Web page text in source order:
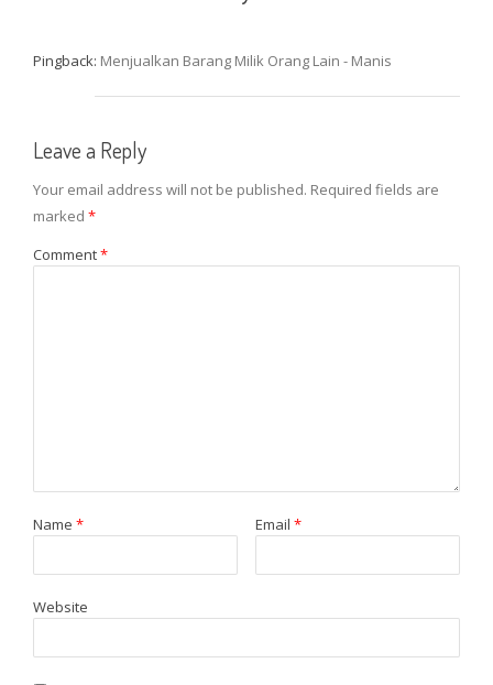
Pingback: Menjualkan Barang Milik Orang Lain - Manis
Leave a Reply
Your email address will not be published. Required fields are
marked *
Comment*
Name * Email *
Website